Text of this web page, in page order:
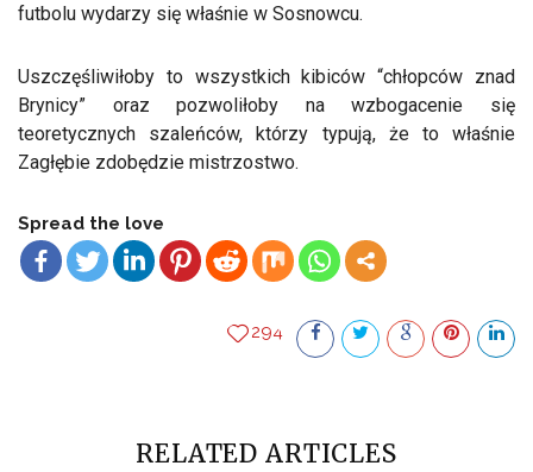
futbolu wydarzy się właśnie w Sosnowcu.
Uszczęśliwiłoby to wszystkich kibiców “chłopców znad
Brynicy” oraz pozwoliłoby na wzbogacenie się
teoretycznych szaleńców, którzy typują, że to właśnie
Zagłębie zdobędzie mistrzostwo.
Spread the love
294
RELATED ARTICLES